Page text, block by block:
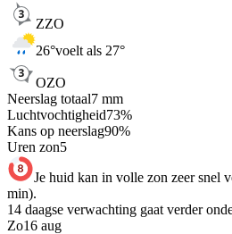
ZZO
26°voelt als 27°
OZO
Neerslag totaal7 mm
Luchtvochtigheid73%
Kans op neerslag90%
Uren zon5
Je huid kan in volle zon zeer snel
min).
14 daagse verwachting gaat verder
Zo16 aug